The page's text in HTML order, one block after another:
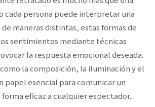
cada persona puede interpretar una
maneras distintas, estas formas de
sentimientos mediante técnicas
la respuesta emocional deseada.
la composición, la iluminación y el
papel esencial para comunicar un
eficaz a cualquier espectador.